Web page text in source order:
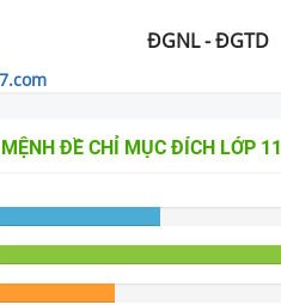
ĐGNL - ĐGTD
ĐỀ CHỈ MỤC ĐÍCH LỚP 11